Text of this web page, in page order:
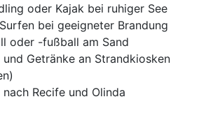
oder Kajak bei ruhiger See
bei geeigneter Brandung
oder -fußball am Sand
und Getränke an Strandkiosken
Recife und Olinda